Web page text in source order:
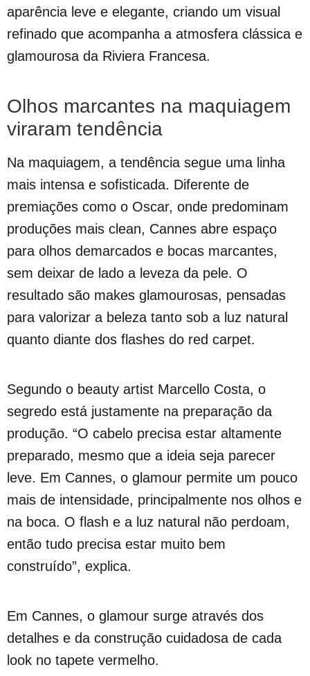
aparência leve e elegante, criando um visual
refinado que acompanha a atmosfera clássica e
glamourosa da Riviera Francesa.
Olhos marcantes na maquiagem
viraram tendência
Na maquiagem, a tendência segue uma linha
mais intensa e sofisticada. Diferente de
premiações como o Oscar, onde predominam
produções mais clean, Cannes abre espaço
para olhos demarcados e bocas marcantes,
sem deixar de lado a leveza da pele. O
resultado são makes glamourosas, pensadas
para valorizar a beleza tanto sob a luz natural
quanto diante dos flashes do red carpet.
Segundo o beauty artist Marcello Costa, o
segredo está justamente na preparação da
produção. “O cabelo precisa estar altamente
preparado, mesmo que a ideia seja parecer
leve. Em Cannes, o glamour permite um pouco
mais de intensidade, principalmente nos olhos e
na boca. O flash e a luz natural não perdoam,
então tudo precisa estar muito bem
construído”, explica.
Em Cannes, o glamour surge através dos
detalhes e da construção cuidadosa de cada
look no tapete vermelho.